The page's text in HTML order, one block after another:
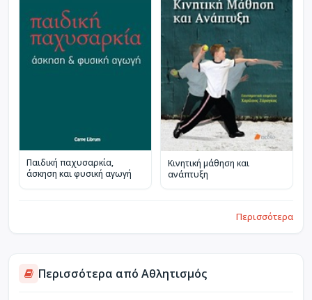
Παιδική παχυσαρκία,
άσκηση και φυσική αγωγή
Κινητική μάθηση και
ανάπτυξη
Περισσότερα
Περισσότερα από Αθλητισμός